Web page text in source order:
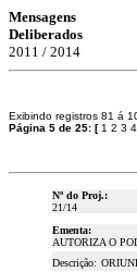
Mensagens
Deliberados
2011 / 2014
Exibindo registros 81 á
Página 5 de 25: [ 1 2 3 4
Nº do Proj.:
21/14
Ementa:
AUTORIZA O
Descrição: